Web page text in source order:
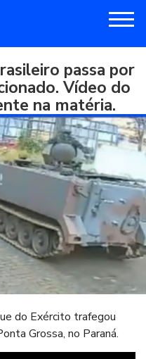
passa por
Vídeo do
na matéria.
do Exército trafegou
Grossa, no Paraná.